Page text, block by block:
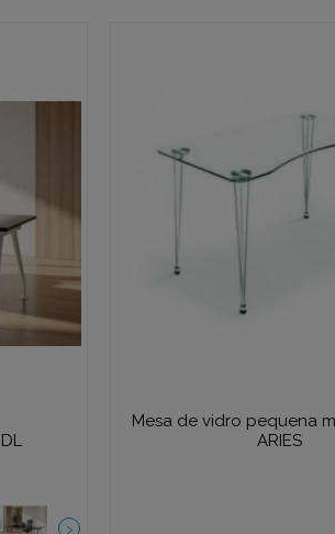
Mesa de vidro pequena
ARIES